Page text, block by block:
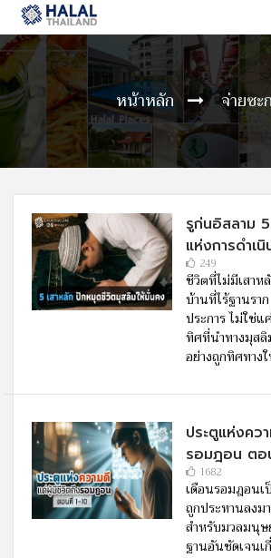
หน้าหลัก จ่ายซะ
รูก่นอิสลาม 5
แห่งการดำเ
249
ชีวิตที่ไม่มีเสาห
บ้านที่ไร้ฐานรา
ประการ ไม่ใช่
ทิศที่นำทางมุส
อย่างถูกทิศทาง
ประตูแห่งคว
รอมฎอน ตอ
1682
เดือนรอมฎอนเ
ถูกประทานลงม
สำหรับมวลมนุ
ฐานอันชัดเจนเ